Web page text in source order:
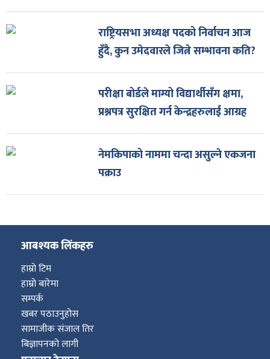
राष्ट्रियसभा अध्यक्ष पदको निर्वाचन आज
हुँदै, कुन उमेदवारले जित्ने सम्भावना कति?
परीक्षा बोर्डले माग्यो विद्यार्थीसँग क्षमा,
प्रश्नपत्र सुरक्षित गर्न केन्द्रहरुलाई आग्रह
नेमकिपाको नाममा चन्दा असुल्ने एकजना
पक्राउ
आबश्यक लिंकहरु
हाम्रो टिम
हाम्रो बारेमा
सम्पर्क
खबर पठाउनुहोस
सामाजीक संजाल तिर
बिज्ञापनको लागी